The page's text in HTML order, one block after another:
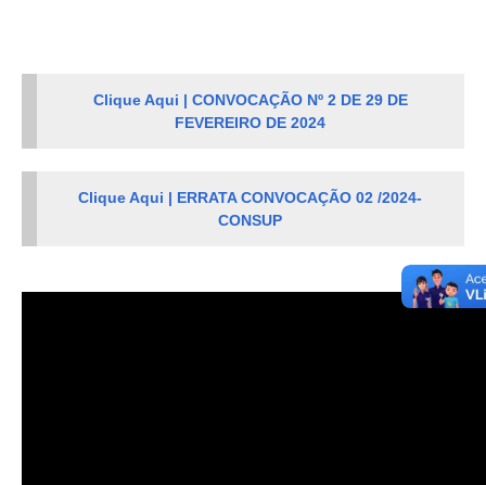
Clique Aqui | CONVOCAÇÃO Nº 2 DE 29 DE
FEVEREIRO DE 2024
Clique Aqui | ERRATA CONVOCAÇÃO 02 /2024-
CONSUP